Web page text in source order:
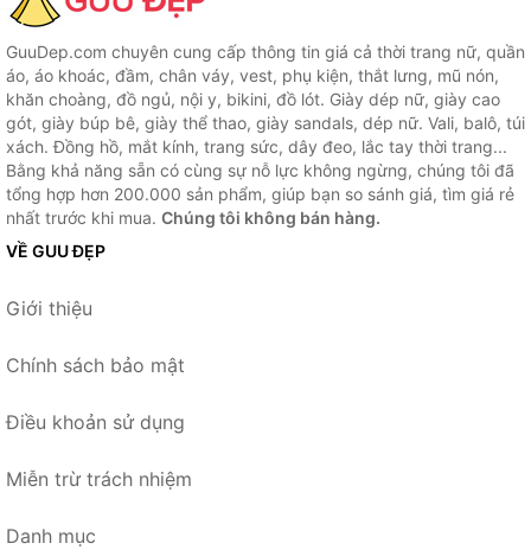
GuuDep.com chuyên cung cấp thông tin giá cả thời trang nữ, quần
áo, áo khoác, đầm, chân váy, vest, phụ kiện, thắt lưng, mũ nón,
khăn choàng, đồ ngủ, nội y, bikini, đồ lót. Giày dép nữ, giày cao
gót, giày búp bê, giày thể thao, giày sandals, dép nữ. Vali, balô, túi
xách. Đồng hồ, mắt kính, trang sức, dây đeo, lắc tay thời trang...
Bằng khả năng sẵn có cùng sự nỗ lực không ngừng, chúng tôi đã
tổng hợp hơn 200.000 sản phẩm, giúp bạn so sánh giá, tìm giá rẻ
nhất trước khi mua. Chúng tôi không bán hàng.
VỀ GUU ĐẸP
Giới thiệu
Chính sách bảo mật
Điều khoản sử dụng
Miễn trừ trách nhiệm
Danh mục